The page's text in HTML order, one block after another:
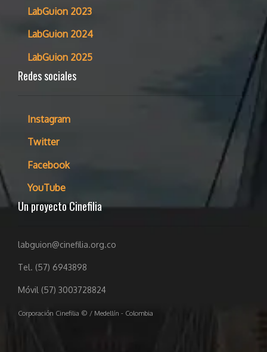
LabGuion 2023
LabGuion 2024
LabGuion 2025
Redes sociales
Instagram
Twitter
Facebook
YouTube
Un proyecto Cinefilia
labguion@cinefilia.org.co
Tel. (57) 6943898
Móvil (57) 3003728824
Corporación Cinefilia © / Medellín - Colombia